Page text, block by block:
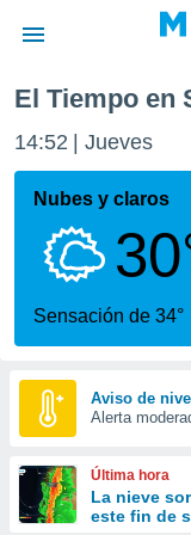
de
por
que se
calidad.
a este
las
y
forma
digital
basada
El Tiempo en
14:52 Jueves
Nubes y claros
Sensación de 34°
Aviso de
Alerta
Última hora
La nieve
este fin de